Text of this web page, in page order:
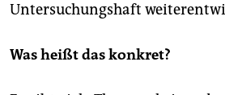
Untersuchungshaft
Was heißt das konkret?